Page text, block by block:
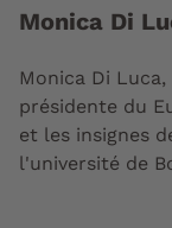
Monica Di
Monica Di
présidente du
et les insignes
l'université de